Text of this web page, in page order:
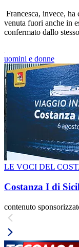
Francesca, invece,
venuta fuori anche in
confermato dallo
uomini e donne
LE VOCI DEL
Costanza I di
contenuto